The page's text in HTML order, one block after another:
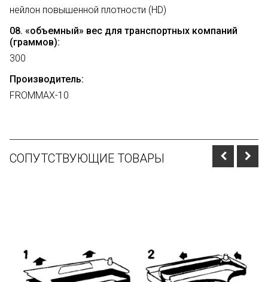
нейлон повышенной плотности (HD)
08. «объемный» вес для транспортных компаний
(граммов):
300
Производитель:
FROMMAX-10
СОПУТСТВУЮЩИЕ ТОВАРЫ